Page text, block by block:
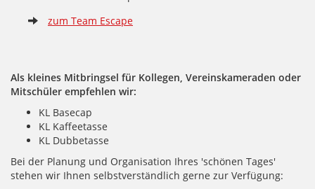
zum Team Escape
Als kleines Mitbringsel für Kollegen, Vereinskameraden oder
Mitschüler empfehlen wir:
KL Basecap
KL Kaffeetasse
KL Dubbetasse
Bei der Planung und Organisation Ihres 'schönen Tages'
stehen wir Ihnen selbstverständlich gerne zur Verfügung: